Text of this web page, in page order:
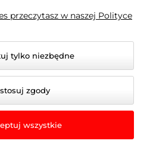
Wszelkie prawa
przeczytasz w naszej Polityce
tylko niezbędne
zgody
wszystkie